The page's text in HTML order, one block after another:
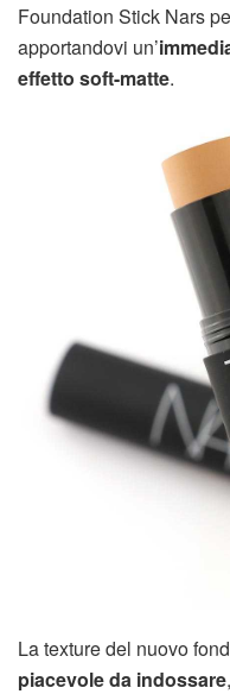
Foundation Stick Nars
apportandovi un’
effetto soft-matte.
La texture del nuovo
piacevole da indossare